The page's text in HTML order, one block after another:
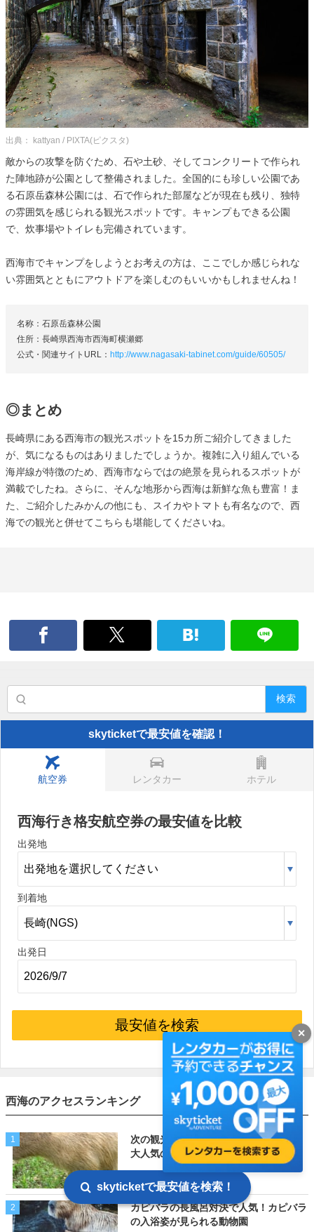
出典： kattyan / PIXTA(ピクスタ)
敵からの攻撃を防ぐため、石や土砂、そしてコンクリートで作られ
た陣地跡が公園として整備されました。全国的にも珍しい公園であ
る石原岳森林公園には、石で作られた部屋などが現在も残り、独特
の雰囲気を感じられる観光スポットです。キャンプもできる公園
で、炊事場やトイレも完備されています。
西海市でキャンプをしようとお考えの方は、ここでしか感じられな
い雰囲気とともにアウトドアを楽しむのもいいかもしれませんね！
名称：石原岳森林公園
住所：長崎県西海市西海町横瀬郷
公式・関連サイトURL： http://www.nagasaki-tabinet.com/guide/60505/
◎まとめ
長崎県にある西海市の観光スポットを15カ所ご紹介してきました
が、気になるものはありましたでしょうか。複雑に入り組んでいる
海岸線が特徴のため、西海市ならではの絶景を見られるスポットが
満載でしたね。さらに、そんな地形から西海は新鮮な魚も豊富！ま
た、ご紹介したみかんの他にも、スイカやトマトも有名なので、西
海での観光と併せてこちらも堪能してくださいね。
検索
skyticketで最安値を検索！
skyticketで最安値を確認！
航空券 レンタカー ホテル
西海行き格安航空券の最安値を比較
出発地
到着地
出発日
最安値を検索
西海のアクセスランキング
1
次の観光は長崎バイオパークで決まり｜
大人気のカピパラに会おう！
2
カピバラの長風呂対決で人気！カピバラ
の入浴姿が見られる動物園
✕